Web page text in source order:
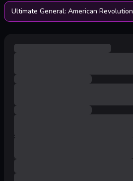
Ultimate General: American Revolution